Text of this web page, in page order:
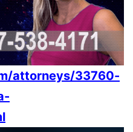
attorneys/33760-